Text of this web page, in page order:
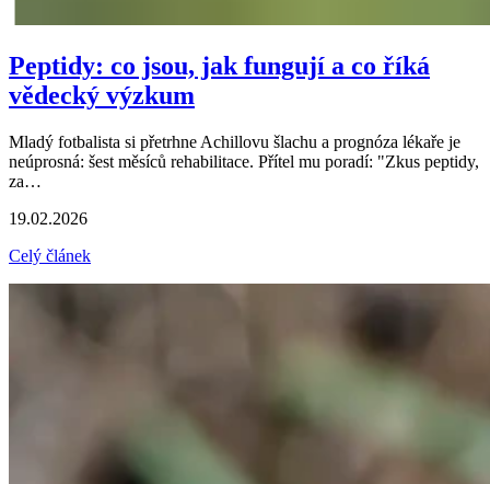
Peptidy: co jsou, jak fungují a co říká
vědecký výzkum
Mladý fotbalista si přetrhne Achillovu šlachu a prognóza lékaře je
neúprosná: šest měsíců rehabilitace. Přítel mu poradí: "Zkus peptidy,
za…
19.02.2026
Celý článek